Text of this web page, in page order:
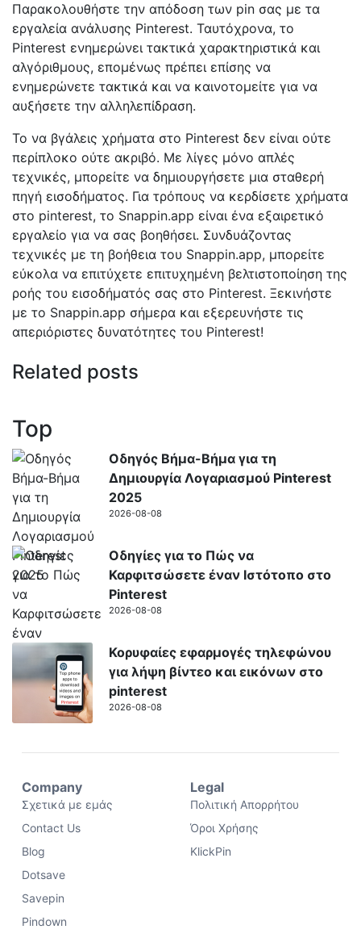
Παρακολουθήστε την απόδοση των pin σας με τα
εργαλεία ανάλυσης Pinterest. Ταυτόχρονα, το
Pinterest ενημερώνει τακτικά χαρακτηριστικά και
αλγόριθμους, επομένως πρέπει επίσης να
ενημερώνετε τακτικά και να καινοτομείτε για να
αυξήσετε την αλληλεπίδραση.
Το να βγάλεις χρήματα στο Pinterest δεν είναι ούτε
περίπλοκο ούτε ακριβό. Με λίγες μόνο απλές
τεχνικές, μπορείτε να δημιουργήσετε μια σταθερή
πηγή εισοδήματος. Για τρόπους να κερδίσετε χρήματα
στο pinterest, το Snappin.app είναι ένα εξαιρετικό
εργαλείο για να σας βοηθήσει. Συνδυάζοντας
τεχνικές με τη βοήθεια του Snappin.app, μπορείτε
εύκολα να επιτύχετε επιτυχημένη βελτιστοποίηση της
ροής του εισοδήματός σας στο Pinterest. Ξεκινήστε
με το Snappin.app σήμερα και εξερευνήστε τις
απεριόριστες δυνατότητες του Pinterest!
Related posts
Top
Οδηγός Βήμα-Βήμα για τη
Δημιουργία Λογαριασμού Pinterest
2025
2026-08-08
Οδηγίες για το Πώς να
Καρφιτσώσετε έναν Ιστότοπο στο
Pinterest
2026-08-08
Κορυφαίες εφαρμογές τηλεφώνου
για λήψη βίντεο και εικόνων στο
pinterest
2026-08-08
Company
Σχετικά με εμάς
Contact Us
Blog
Dotsave
Savepin
Pindown
Legal
Πολιτική Απορρήτου
Όροι Χρήσης
KlickPin